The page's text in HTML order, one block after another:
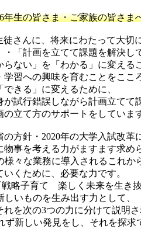
年生の皆さま・ご家族の皆さま
さんに、将来にわたって大切
・「計画を立てて課題を解決
ない」を「わかる」に変える
習への興味を育むことをここ
きる」に変えるために、
試行錯誤しながら計画立てて
立て方のサポートをしていま
方針・2020年の大学入試改革
物事を考える力がますます求め
々な業務に導入されるこれか
くために、必要な力です。
戦略子育て 楽しく未来を生き
いものを生み出す力として、
れを次の3つの力に分けて説明さ
新しい発見をし、それを探求